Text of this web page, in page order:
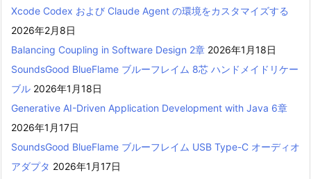
Xcode Codex および Claude Agent の環境をカスタマイズする
2026年2月8日
Balancing Coupling in Software Design 2章 2026年1月18日
SoundsGood BlueFlame ブルーフレイム 8芯 ハンドメイドリケー
ブル 2026年1月18日
Generative AI-Driven Application Development with Java 6章
2026年1月17日
SoundsGood BlueFlame ブルーフレイム USB Type-C オーディオ
アダプタ 2026年1月17日